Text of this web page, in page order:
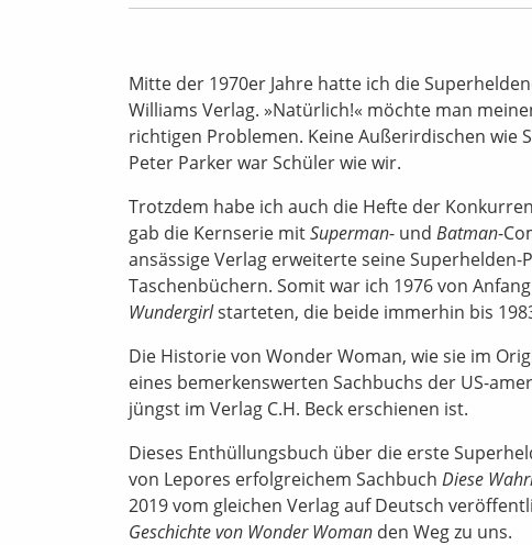
Mitte der 1970er Jahre hatte ich die
Williams Verlag. »Natürlich!« möchte man
richtigen Problemen. Keine Außerirdischen wie
Peter Parker war Schüler wie wir.
Trotzdem habe ich auch die Hefte der
gab die Kernserie mitSuperman- und Batman-
ansässige Verlag erweiterte seine
Taschenbüchern. Somit war ich 1976 von
Wundergirlstarteten, die beide immerhin bis
Die Historie von Wonder Woman, wie sie im
eines bemerkenswerten Sachbuchs der US-
jüngst im Verlag C.H. Beck erschienen ist.
Dieses Enthüllungsbuch über die erste
von Lepores erfolgreichem Sachbuch Diese
2019 vom gleichen Verlag auf Deutsch
Geschichte von Wonder Woman den Weg zu uns.